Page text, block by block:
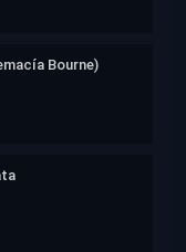
Bourne)